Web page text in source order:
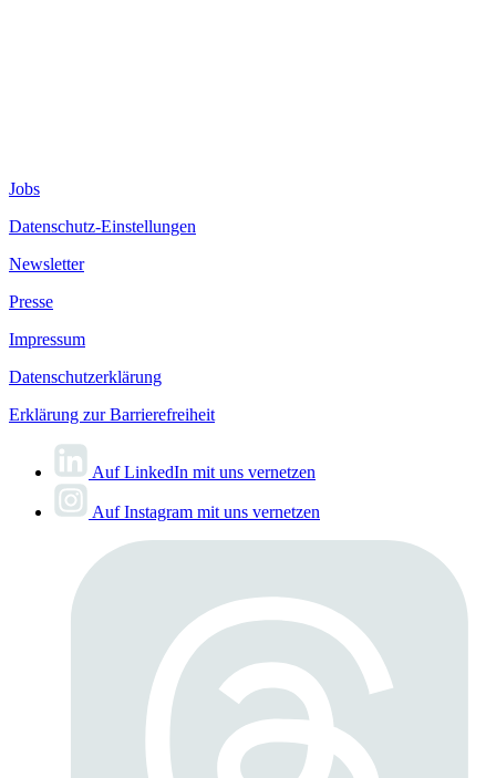
Jobs
Datenschutz-Einstellungen
Newsletter
Presse
Impressum
Datenschutzerklärung
Erklärung zur Barrierefreiheit
Auf LinkedIn mit uns vernetzen
Auf Instagram mit uns vernetzen